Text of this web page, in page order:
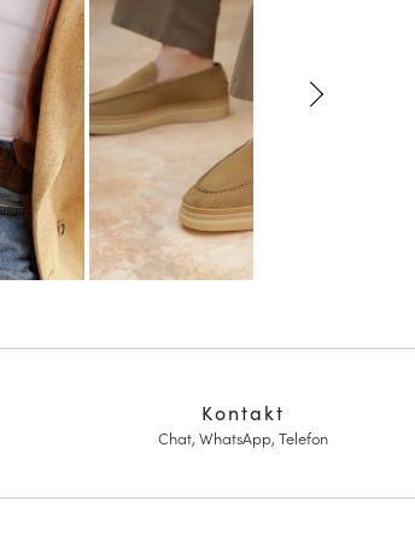
Kontakt
Chat, WhatsApp, Telefon